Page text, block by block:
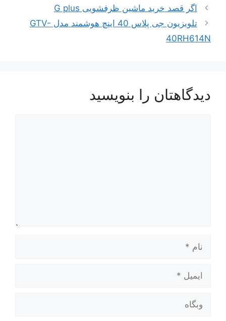
ناوبری
نوشته‌ها
اگر قصد خرید ماشین ظرفشویی G plus
تلویزیون جی پلاس 40 اینچ هوشمند مدل GTV-
40RH614N
دیدگاهتان را بنویسید
وبگاه